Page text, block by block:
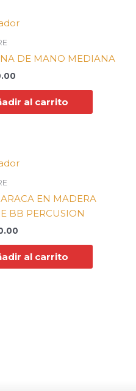
DE MANO MEDIANA
al carrito
EN MADERA
BB PERCUSION
al carrito